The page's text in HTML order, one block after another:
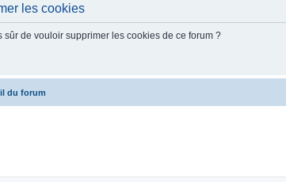
les cookies
sûr de vouloir supprimer les cookies de ce forum ?
du forum